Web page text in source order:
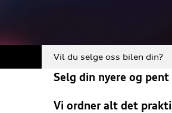
Vil du selge oss bilen din?
Selg din nyere og
Vi ordner alt det